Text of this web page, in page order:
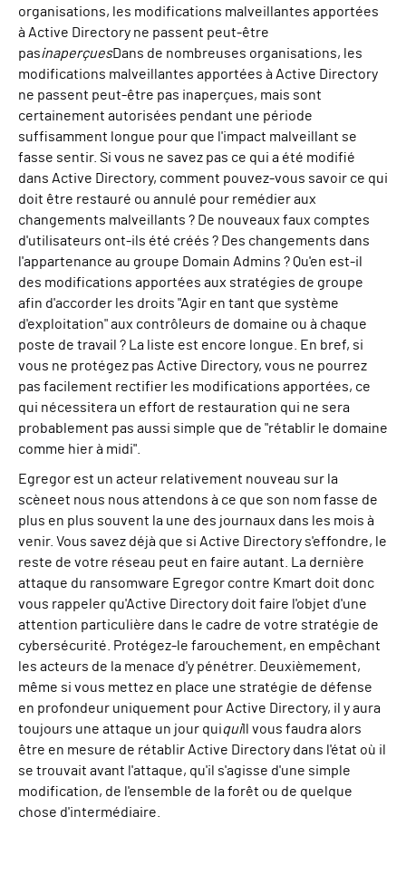
organisations, les modifications malveillantes apportées
à Active Directory ne passent peut-être
pasinaperçuesDans de nombreuses organisations, les
modifications malveillantes apportées à Active Directory
ne passent peut-être pas inaperçues, mais sont
certainement autorisées pendant une période
suffisamment longue pour que l'impact malveillant se
fasse sentir. Si vous ne savez pas ce qui a été modifié
dans Active Directory, comment pouvez-vous savoir ce qui
doit être restauré ou annulé pour remédier aux
changements malveillants ? De nouveaux faux comptes
d'utilisateurs ont-ils été créés ? Des changements dans
l'appartenance au groupe Domain Admins ? Qu'en est-il
des modifications apportées aux stratégies de groupe
afin d'accorder les droits "Agir en tant que système
d'exploitation" aux contrôleurs de domaine ou à chaque
poste de travail ? La liste est encore longue. En bref, si
vous ne protégez pas Active Directory, vous ne pourrez
pas facilement rectifier les modifications apportées, ce
qui nécessitera un effort de restauration qui ne sera
probablement pas aussi simple que de "rétablir le domaine
comme hier à midi".
Egregor est un acteur relativement nouveau sur la
scèneet nous nous attendons à ce que son nom fasse de
plus en plus souvent la une des journaux dans les mois à
venir. Vous savez déjà que si Active Directory s'effondre, le
reste de votre réseau peut en faire autant. La dernière
attaque du ransomware Egregor contre Kmart doit donc
vous rappeler qu'Active Directory doit faire l'objet d'une
attention particulière dans le cadre de votre stratégie de
cybersécurité. Protégez-le farouchement, en empêchant
les acteurs de la menace d'y pénétrer. Deuxièmement,
même si vous mettez en place une stratégie de défense
en profondeur uniquement pour Active Directory, il y aura
toujours une attaque un jour quiquiIl vous faudra alors
être en mesure de rétablir Active Directory dans l'état où il
se trouvait avant l'attaque, qu'il s'agisse d'une simple
modification, de l'ensemble de la forêt ou de quelque
chose d'intermédiaire.